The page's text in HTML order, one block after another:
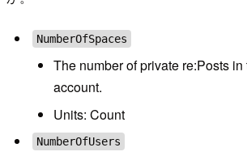
NumberOfSpaces
The number of private re:Posts in
account.
Units: Count
NumberOfUsers